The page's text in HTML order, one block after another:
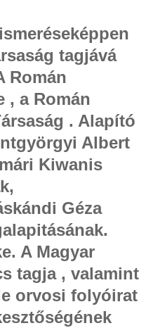
tagjává
Román
, a Román
. Alapító
Albert
Kiwanis
Géza
A Magyar
tagja , valamint
orvosi folyóirat